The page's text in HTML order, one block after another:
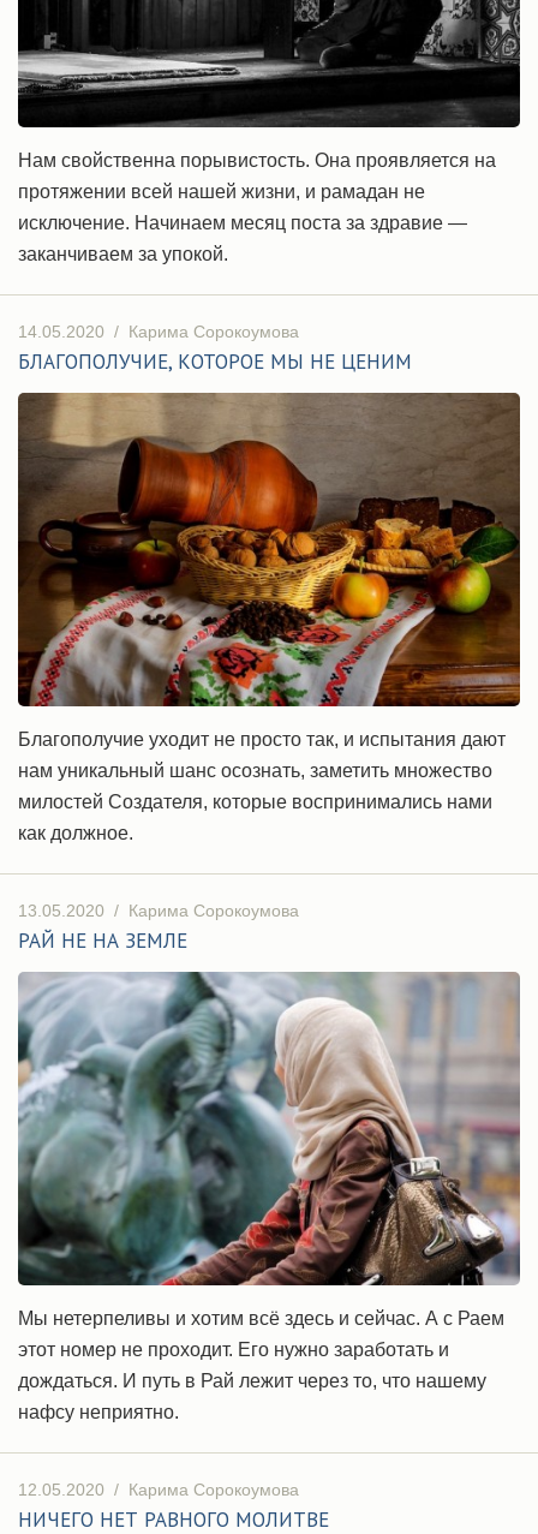
Нам свойственна порывистость. Она проявляется на
протяжении всей нашей жизни, и рамадан не
исключение. Начинаем месяц поста за здравие —
заканчиваем за упокой.
14.05.2020 / Карима Сорокоумова
БЛАГОПОЛУЧИЕ, КОТОРОЕ МЫ НЕ ЦЕНИМ
Благополучие уходит не просто так, и испытания дают
нам уникальный шанс осознать, заметить множество
милостей Создателя, которые воспринимались нами
как должное.
13.05.2020 / Карима Сорокоумова
РАЙ НЕ НА ЗЕМЛЕ
Мы нетерпеливы и хотим всё здесь и сейчас. А с Раем
этот номер не проходит. Его нужно заработать и
дождаться. И путь в Рай лежит через то, что нашему
нафсу неприятно.
12.05.2020 / Карима Сорокоумова
НИЧЕГО НЕТ РАВНОГО МОЛИТВЕ